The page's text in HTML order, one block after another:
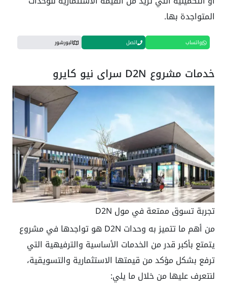
المتواجدة بها.
واتساب اتصل البورشور
خدمات مشروع D2N سراي نيو كايرو
تجربة تسوق ممتعة في مول D2N
من أهم ما تتميز به وحدات D2N هو تواجدها في مشروع
يتمتع بأكبر قدر من الخدمات الأساسية والترفيهية التي
ترفع بشكل مؤكد من قيمتها الاستثمارية والتسويقية،
لنتعرف عليها من خلال ما يلي: